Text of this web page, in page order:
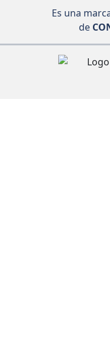
Es una
de